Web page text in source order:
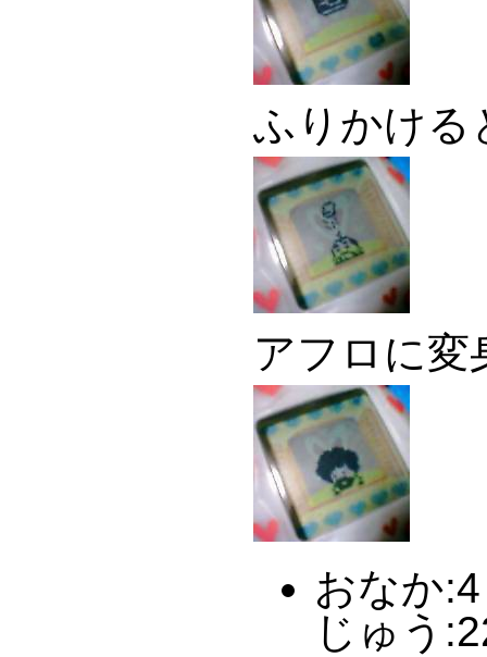
ふりかける
アフロに変
おなか
じゅう